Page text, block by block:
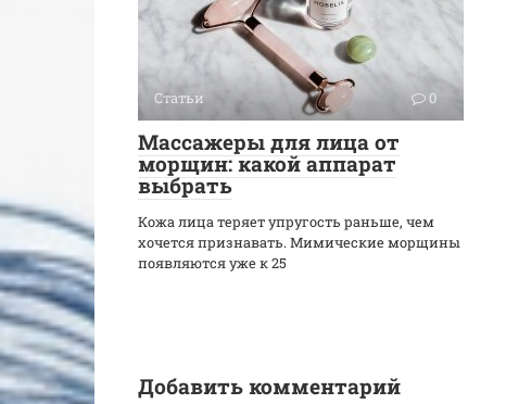
Статьи 0
Массажеры для лица от
морщин: какой аппарат
выбрать
Кожа лица теряет упругость раньше, чем
хочется признавать. Мимические морщины
появляются уже к 25
Добавить комментарий